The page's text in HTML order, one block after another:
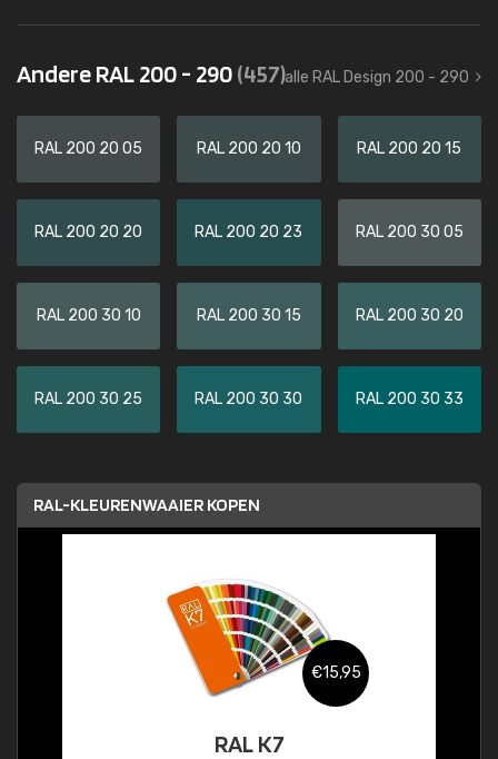
Andere RAL 200 - 290(457)alle RAL Design 200 - 290
RAL 200 20 05 RAL 200 20 10 RAL 200 20 15
RAL 200 20 20 RAL 200 20 23 RAL 200 30 05
RAL 200 30 10 RAL 200 30 15 RAL 200 30 20
RAL 200 30 25 RAL 200 30 30 RAL 200 30 33
RAL-KLEURENWAAIER KOPEN
€15,95
RAL K7